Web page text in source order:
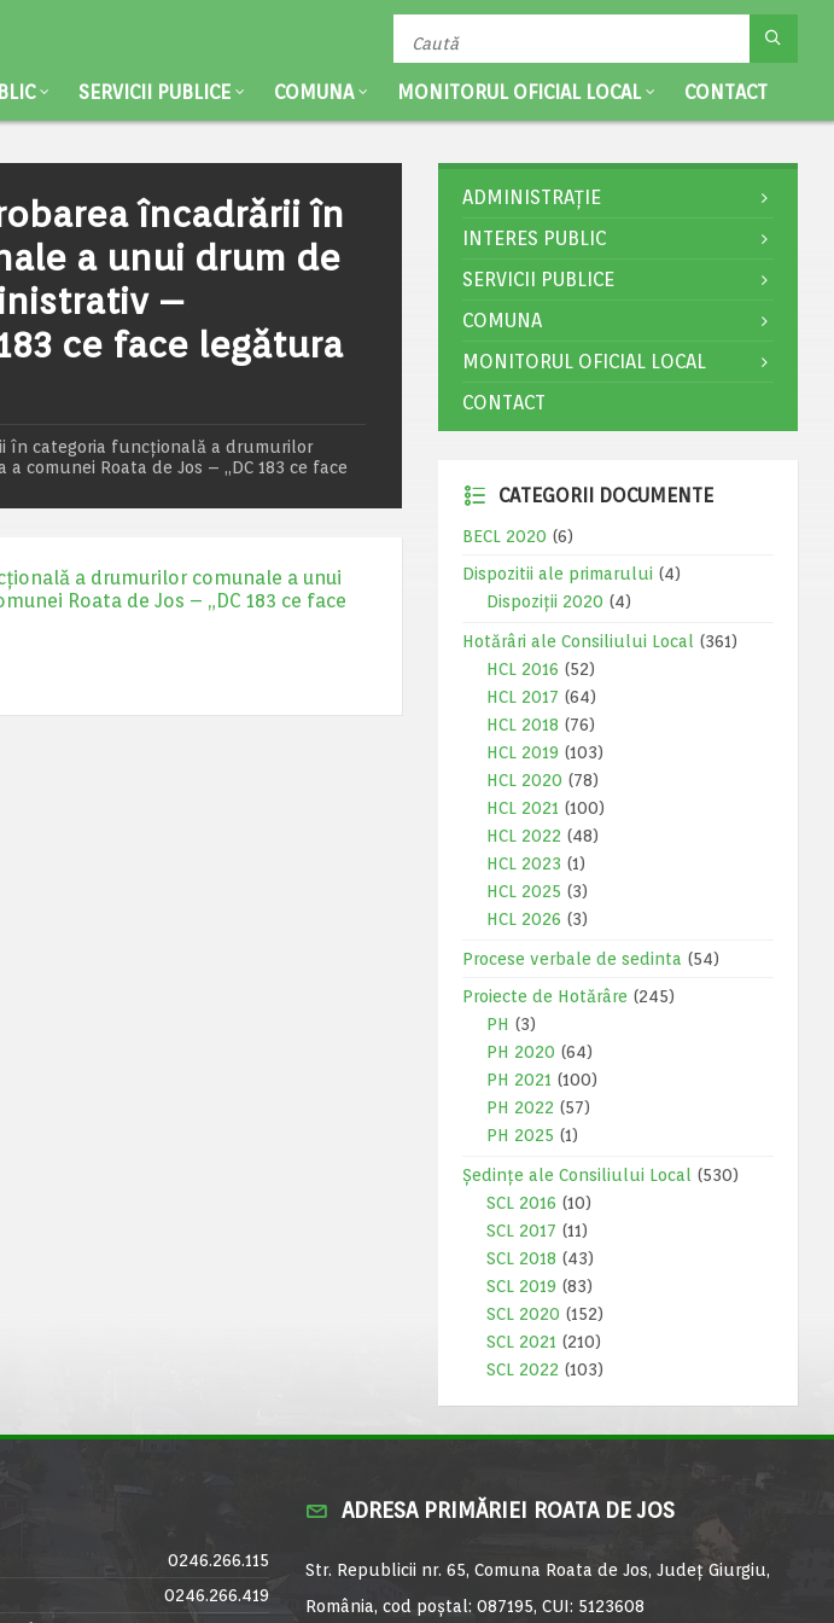
SERVICII PUBLICE COMUNA MONITORUL OFICIAL LOCAL CONTACT
încadrării în
a unui drum de
–
ce face legătura
în categoria funcțională a drumurilor
Roata de Jos – „DC 183 ce face
a drumurilor comunale a unui
Roata de Jos – „DC 183 ce face
ADMINISTRAȚIE
INTERES PUBLIC
SERVICII PUBLICE
COMUNA
MONITORUL OFICIAL LOCAL
CONTACT
CATEGORII DOCUMENTE
BECL 2020 (6)
Dispozitii ale primarului (4)
Dispoziții 2020 (4)
Hotărâri ale Consiliului Local
(361)
HCL 2016 (52)
HCL 2017 (64)
HCL 2018 (76)
HCL 2019 (103)
HCL 2020 (78)
HCL 2021 (100)
HCL 2022 (48)
HCL 2023 (1)
HCL 2025 (3)
HCL 2026 (3)
Procese verbale de sedinta (54)
Proiecte de Hotărâre (245)
PH (3)
PH 2020 (64)
PH 2021 (100)
PH 2022 (57)
PH 2025 (1)
Ședințe ale Consiliului Local
(530)
SCL 2016 (10)
SCL 2017 (11)
SCL 2018 (43)
SCL 2019 (83)
SCL 2020 (152)
SCL 2021 (210)
SCL 2022 (103)
0246.266.115
0246.266.419
ADRESA PRIMĂRIEI ROATA DE JOS
Str. Republicii nr. 65, Comuna Roata de Jos, Județ Giurgiu,
România, cod poștal: 087195, CUI: 5123608